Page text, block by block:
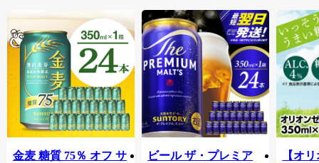
金麦 糖質 75％ オフ サ
ビール ザ・プレミア
【オ